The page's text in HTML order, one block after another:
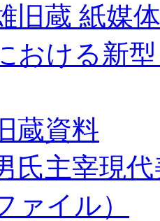
旧蔵 紙媒
おける新
蔵資料
氏主宰現
ァイル）